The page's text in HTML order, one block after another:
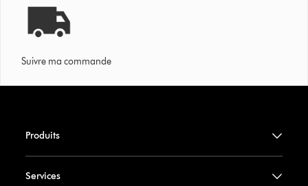
Suivre ma commande
Produits
Services